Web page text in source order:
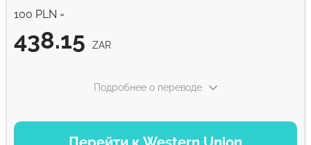
100 PLN =
438.15 ZAR
Подробнее о переводе
ВАРИАНТЫ ОПЛАТЫ